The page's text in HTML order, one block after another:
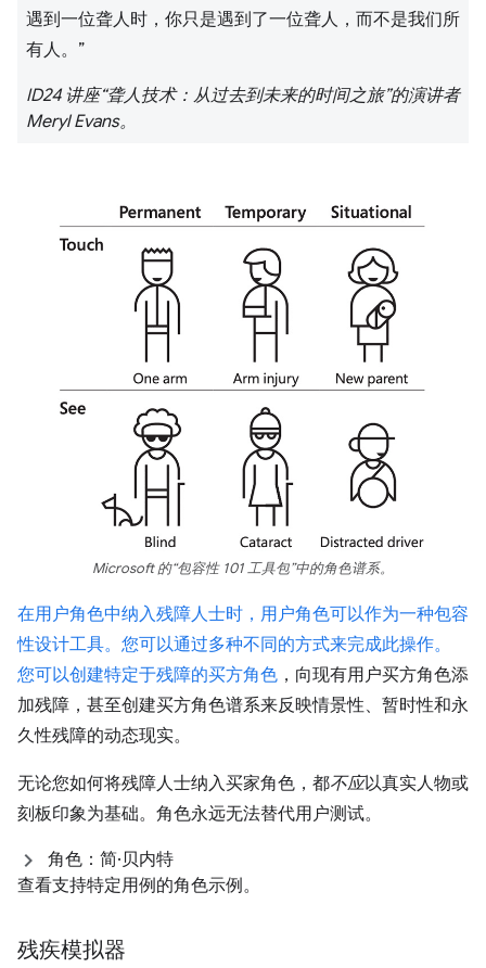
遇到一位聋人时，你只是遇到了一位聋人，而不是我们所
有人。”
ID24 讲座“聋人技术：从过去到未来的时间之旅”的演讲者
Meryl Evans。
Microsoft 的“包容性 101 工具包”中的角色谱系。
在用户角色中纳入残障人士时，用户角色可以作为一种包容
性设计工具。您可以通过多种不同的方式来完成此操作。
您可以创建特定于残障的买方角色 ，向现有用户买方角色添
加残障，甚至创建买方角色谱系来反映情景性、暂时性和永
久性残障的动态现实。
无论您如何将残障人士纳入买家角色，都不应以真实人物或
刻板印象为基础。角色永远无法替代用户测试。
角色：简·贝内特
查看支持特定用例的角色示例。
残疾模拟器